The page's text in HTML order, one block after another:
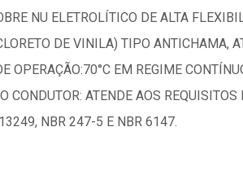
NU ELETROLÍTICO DE ALTA
DE VINILA) TIPO ANTICHAMA,
OPERAÇÃO:70°C EM REGIME
CONDUTOR: ATENDE AOS
NBR 247-5 E NBR 6147.